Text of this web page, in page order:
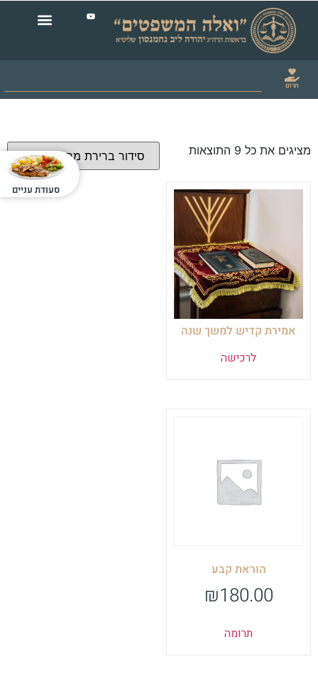
תרום
מציגים את כל ⁦9⁩ התוצאות
אמירת קדיש למשך שנה
לרכישה
הוראת קבע
₪180.00
תרומה
סעודת עניים